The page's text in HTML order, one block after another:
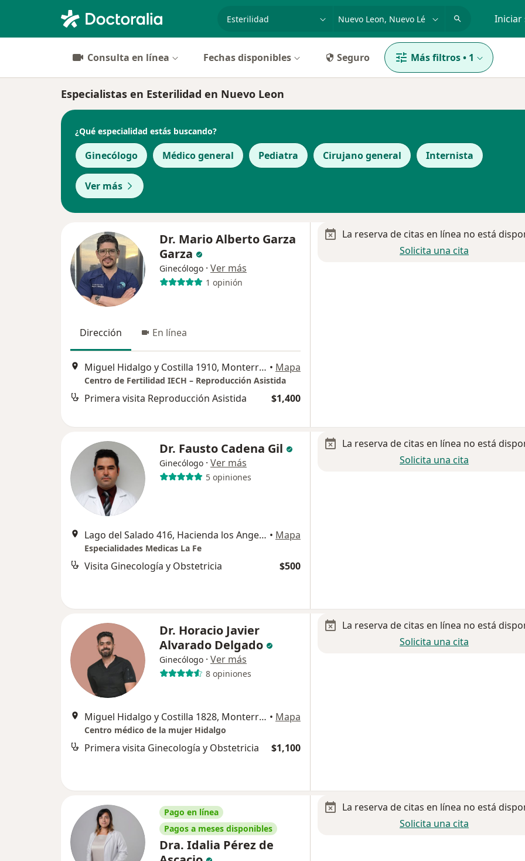
Iniciar
Consulta en línea Fechas disponibles Seguro Más filtros• 1
Especialistas en Esterilidad en Nuevo Leon
¿Qué especialidad estás buscando?
Ginecólogo Médico general Pediatra Cirujano general Internista
Ver más
Dr. Mario Alberto Garza
Garza
Ginecólogo · Ver más
1 opinión
Dirección En línea
Miguel Hidalgo y Costilla 1910, Monterrey • Mapa
Centro de Fertilidad IECH – Reproducción Asistida
Primera visita Reproducción Asistida $1,400
La reserva de citas en línea no está
Solicita una cita
Dr. Fausto Cadena Gil
Ginecólogo · Ver más
5 opiniones
Lago del Salado 416, Hacienda los Angeles, San Nicolás de los Garza • Mapa
Especialidades Medicas La Fe
Visita Ginecología y Obstetricia $500
La reserva de citas en línea no está
Solicita una cita
Dr. Horacio Javier
Alvarado Delgado
Ginecólogo · Ver más
8 opiniones
Miguel Hidalgo y Costilla 1828, Monterrey • Mapa
Centro médico de la mujer Hidalgo
Primera visita Ginecología y Obstetricia $1,100
La reserva de citas en línea no está
Solicita una cita
Pago en línea
Pagos a meses disponibles
Dra. Idalia Pérez de
La reserva de citas en línea no está
Solicita una cita